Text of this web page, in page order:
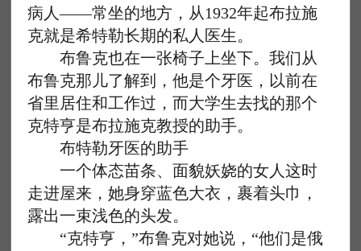
病人——常坐的地方，从1932年起布拉施
克就是希特勒长期的私人医生。
布鲁克也在一张椅子上坐下。我们从
布鲁克那儿了解到，他是个牙医，以前在
省里居住和工作过，而大学生去找的那个
克特亨是布拉施克教授的助手。
布特勒牙医的助手
一个体态苗条、面貌妖娆的女人这时
走进屋来，她身穿蓝色大衣，裹着头巾，
露出一束浅色的头发。
“克特亨，”布鲁克对她说，“他们是俄